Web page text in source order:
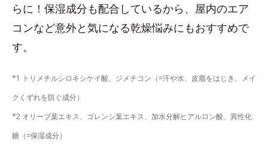
らに！保湿成分も配合しているから、屋内のエア
コンなど意外と気になる乾燥悩みにもおすすめで
す。
*1 トリメチルシロキシケイ酸、ジメチコン（=汗や水、皮脂をはじき、メイ
クくずれを防ぐ成分）
*2 オリーブ葉エキス、ゴレンシ葉エキス、加水分解ヒアルロン酸、異性化
糖（=保湿成分）